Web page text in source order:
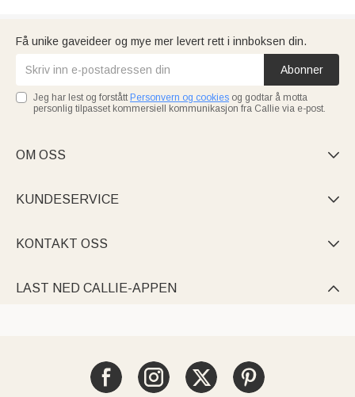
Få unike gaveideer og mye mer levert rett i innboksen din.
Abonner
Jeg har lest og forstått Personvern og cookies og godtar å motta
personlig tilpasset kommersiell kommunikasjon fra Callie via e-post.
OM OSS 
KUNDESERVICE 
KONTAKT OSS 
LAST NED CALLIE-APPEN 